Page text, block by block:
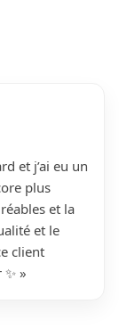
et j’ai eu un
plus
et la
et le
client
»